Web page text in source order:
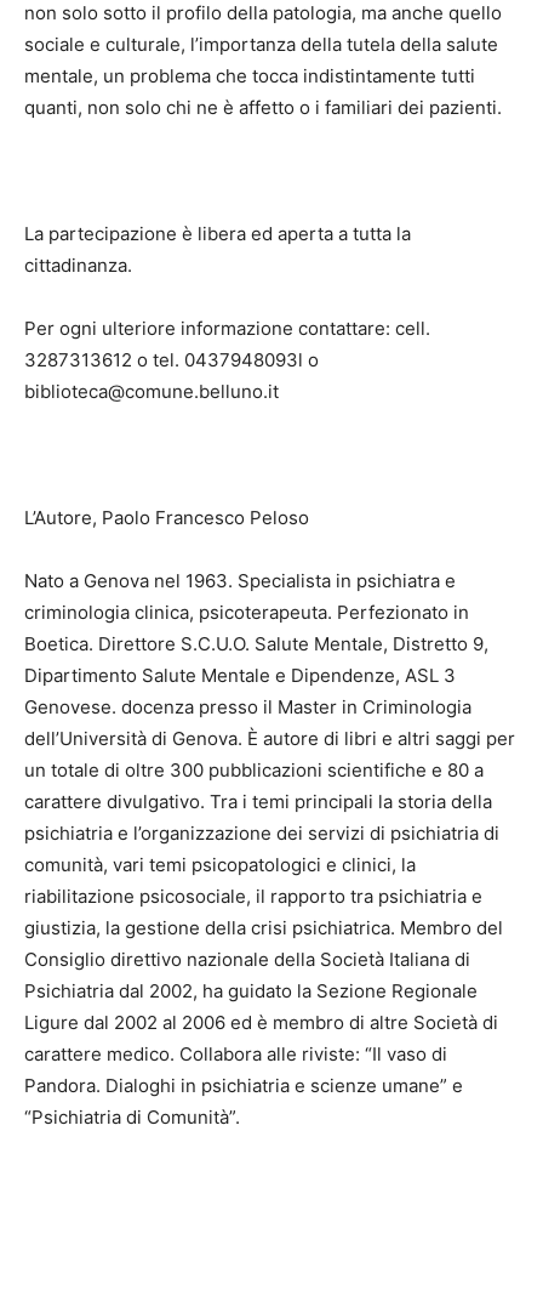
non solo sotto il profilo della patologia, ma anche quello
sociale e culturale, l’importanza della tutela della salute
mentale, un problema che tocca indistintamente tutti
quanti, non solo chi ne è affetto o i familiari dei pazienti.
La partecipazione è libera ed aperta a tutta la
cittadinanza.
Per ogni ulteriore informazione contattare: cell.
3287313612 o tel. 0437948093l o
biblioteca@comune.belluno.it
L’Autore, Paolo Francesco Peloso
Nato a Genova nel 1963. Specialista in psichiatra e
criminologia clinica, psicoterapeuta. Perfezionato in
Boetica. Direttore S.C.U.O. Salute Mentale, Distretto 9,
Dipartimento Salute Mentale e Dipendenze, ASL 3
Genovese. docenza presso il Master in Criminologia
dell’Università di Genova. È autore di libri e altri saggi per
un totale di oltre 300 pubblicazioni scientifiche e 80 a
carattere divulgativo. Tra i temi principali la storia della
psichiatria e l’organizzazione dei servizi di psichiatria di
comunità, vari temi psicopatologici e clinici, la
riabilitazione psicosociale, il rapporto tra psichiatria e
giustizia, la gestione della crisi psichiatrica. Membro del
Consiglio direttivo nazionale della Società Italiana di
Psichiatria dal 2002, ha guidato la Sezione Regionale
Ligure dal 2002 al 2006 ed è membro di altre Società di
carattere medico. Collabora alle riviste: “Il vaso di
Pandora. Dialoghi in psichiatria e scienze umane” e
“Psichiatria di Comunità”.